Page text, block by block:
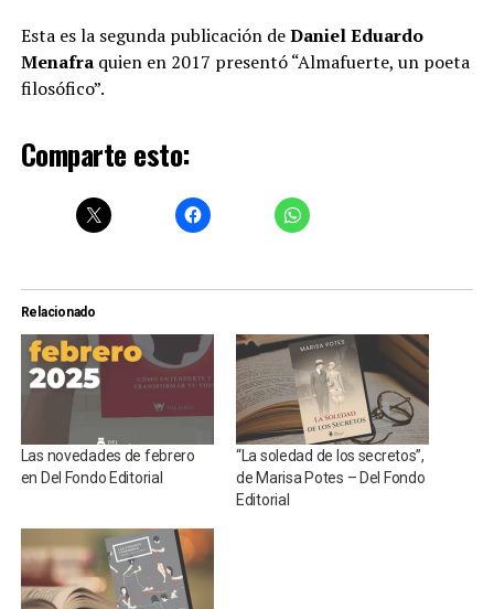
Esta es la segunda publicación deDaniel Eduardo
Menafraquien en 2017 presentó “Almafuerte, un poeta
filosófico”.
Comparte esto:
Relacionado
Las novedades de febrero
en Del Fondo Editorial
“La soledad de los secretos”,
de Marisa Potes – Del Fondo
Editorial